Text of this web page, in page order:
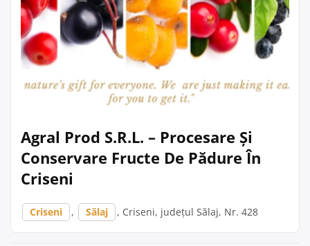
Agral Prod S.R.L. – Procesare Și
Conservare Fructe De Pădure În
Criseni
Criseni , Sălaj , Criseni, județul Sălaj, Nr. 428